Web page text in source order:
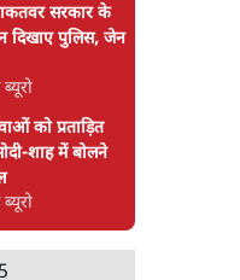
सरकार के
दिखाए पुलिस, जेन
को प्रताड़ित
शाह में बोलने